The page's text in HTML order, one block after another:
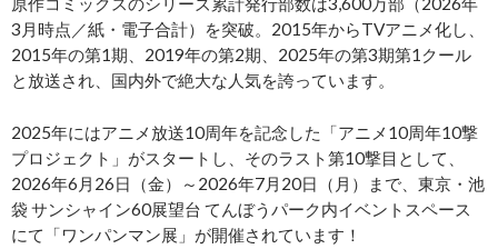
3月時点／紙・電子合計）を突破。2015年からTVアニメ化し、
2015年の第1期、2019年の第2期、2025年の第3期第1クール
と放送され、国内外で絶大な人気を誇っています。
2025年にはアニメ放送10周年を記念した「アニメ10周年10撃
プロジェクト」がスタートし、そのラスト第10撃目として、
2026年6月26日（金）～2026年7月20日（月）まで、東京・池
袋 サンシャイン60展望台 てんぼうパーク内イベントスペース
にて「ワンパンマン展」が開催されています！